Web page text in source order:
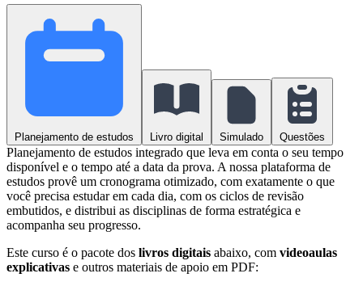
Planejamento de estudos Livro digital Simulado Questões
Planejamento de estudos integrado que leva em conta o seu tempo
disponível e o tempo até a data da prova. A nossa plataforma de
estudos provê um cronograma otimizado, com exatamente o que
você precisa estudar em cada dia, com os ciclos de revisão
embutidos, e distribui as disciplinas de forma estratégica e
acompanha seu progresso.
Este curso é o pacote dos livros digitais abaixo, com videoaulas
explicativas e outros materiais de apoio em PDF: